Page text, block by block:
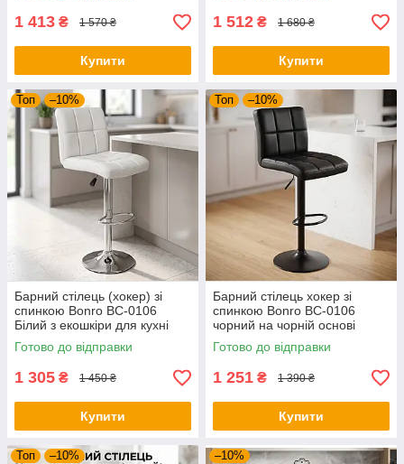
1 413 ₴ 1 570 ₴
Купити
1 512 ₴ 1 680 ₴
Купити
Топ –10%
Барний стілець (хокер) зі
спинкою Bonro BC-0106
Білий з екошкіри для кухні
кафе та салону
Готово до відправки
1 305 ₴ 1 450 ₴
Купити
Топ –10%
Барний стілець хокер зі
спинкою Bonro BC-0106
чорний на чорній основі
(екошкіра для кухні бару
салону)
Готово до відправки
1 251 ₴ 1 390 ₴
Купити
Топ –10% –10%